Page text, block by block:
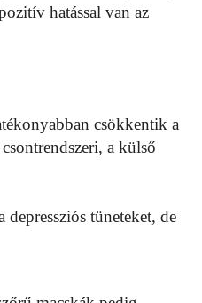
hatással van az
csökkentik a
a külső
tüneteket, de